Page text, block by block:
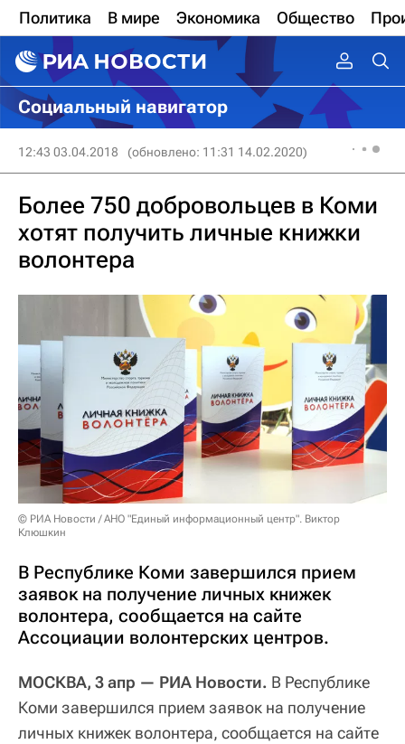
Политика В мире Экономика Общество
Социальный навигатор
12:43 03.04.2018 (обновлено: 11:31 14.02.2020)
Более 750 добровольцев в Коми
хотят получить личные книжки
волонтера
© РИА Новости / АНО "Единый информационный центр". Виктор
Клюшкин
В Республике Коми завершился прием
заявок на получение личных книжек
волонтера, сообщается на сайте
Ассоциации волонтерских центров.
МОСКВА, 3 апр — РИА Новости. В Республике
Коми завершился прием заявок на получение
личных книжек волонтера, сообщается на сайте